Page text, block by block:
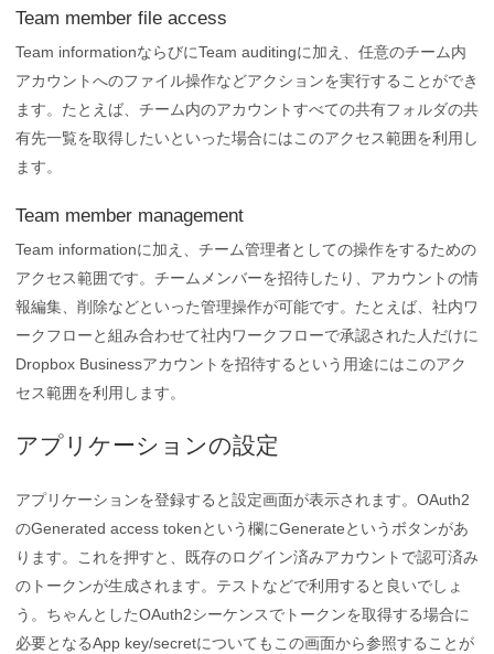
Team member file access
Team informationならびにTeam auditingに加え、任意のチーム内
アカウントへのファイル操作などアクションを実行することができ
ます。たとえば、チーム内のアカウントすべての共有フォルダの共
有先一覧を取得したいといった場合にはこのアクセス範囲を利用し
ます。
Team member management
Team informationに加え、チーム管理者としての操作をするための
アクセス範囲です。チームメンバーを招待したり、アカウントの情
報編集、削除などといった管理操作が可能です。たとえば、社内ワ
ークフローと組み合わせて社内ワークフローで承認された人だけに
Dropbox Businessアカウントを招待するという用途にはこのアク
セス範囲を利用します。
アプリケーションの設定
アプリケーションを登録すると設定画面が表示されます。OAuth2
のGenerated access tokenという欄にGenerateというボタンがあ
ります。これを押すと、既存のログイン済みアカウントで認可済み
のトークンが生成されます。テストなどで利用すると良いでしょ
う。ちゃんとしたOAuth2シーケンスでトークンを取得する場合に
必要となるApp key/secretについてもこの画面から参照することが